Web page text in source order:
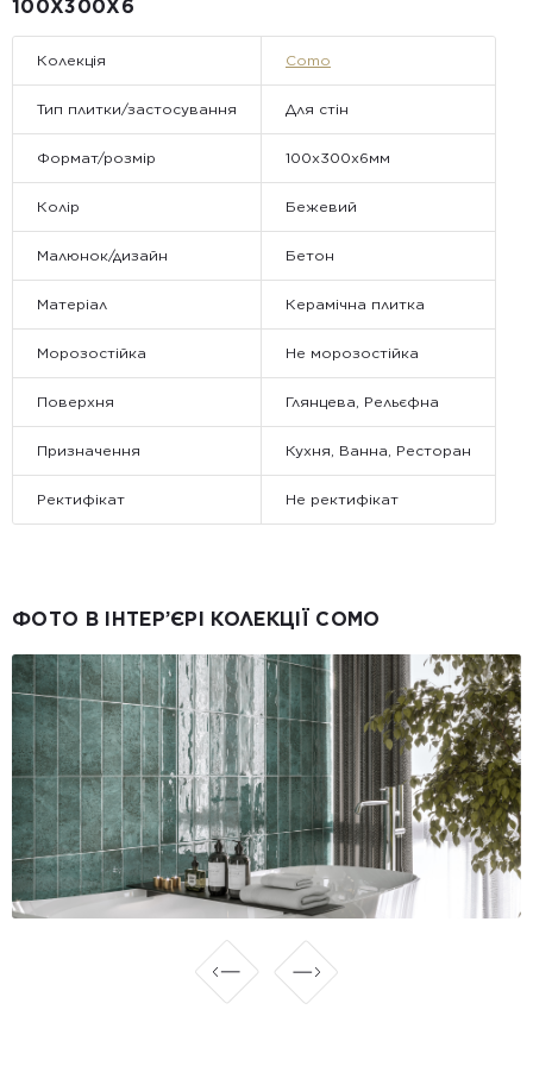
• Відвантаження здійснюється виключно у робочі дні. У суботу,
неділю та святкові дні замовлення не обробляються та не
100Х300X6
Колекція Como
Тип плитки/застосування Для стін
Формат/розмір 100x300x6мм
Колір Бежевий
Малюнок/дизайн Бетон
Матеріал Керамічна плитка
Морозостійка Не морозостійка
Поверхня Глянцева, Рельєфна
Призначення Кухня, Ванна, Ресторан
Ректифікат Не ректифікат
ФОТО В ІНТЕР’ЄРІ КОЛЕКЦІЇ COMO